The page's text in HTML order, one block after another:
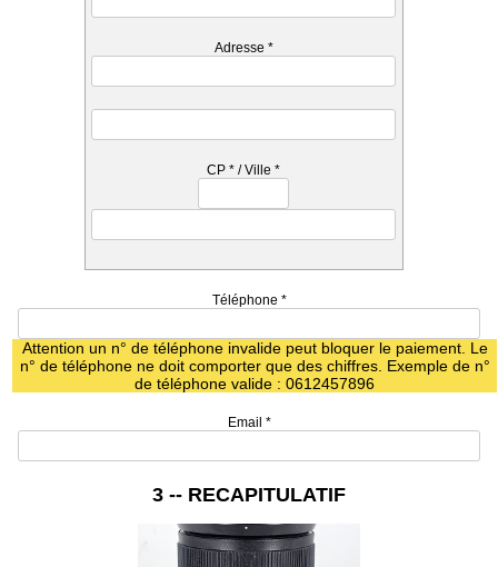
Adresse *
CP * / Ville *
Téléphone *
Attention un n° de téléphone invalide peut bloquer le paiement. Le
n° de téléphone ne doit comporter que des chiffres. Exemple de n°
de téléphone valide : 0612457896
Email *
3 -- RECAPITULATIF